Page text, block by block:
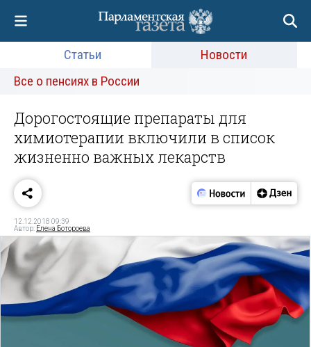
Статьи
Новости
Все о пенсиях в России
Дорогостоящие препараты для
химиотерапии включили в список
жизненно важных лекарств
12.12.2018 09:39
Автор: Елена Ботороева